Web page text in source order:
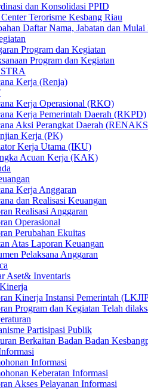
dan Konsolidasi PPID
Terorisme Kesbang Riau
Daftar Nama, Jabatan dan
Program dan Kegiatan
Program dan Kegiatan
Kerja (Renja)
Kerja Operasional (RKO)
Kerja Pemerintah Daerah (RKPD)
Aksi Perangkat Daerah
Kerja (PK)
Kerja Utama (IKU)
Acuan Kerja (KAK)
Kerja Anggaran
dan Realisasi Keuangan
Realisasi Anggaran
Operasional
Perubahan Ekuitas
Atas Laporan Keuangan
Pelaksana Anggaran
Aset& Inventaris
Kinerja Instansi Pemerintah
Program dan Kegiatan Telah
Partisipasi Publik
Berkaitan Badan Badan
Informasi
Keberatan Informasi
Akses Pelayanan Informasi